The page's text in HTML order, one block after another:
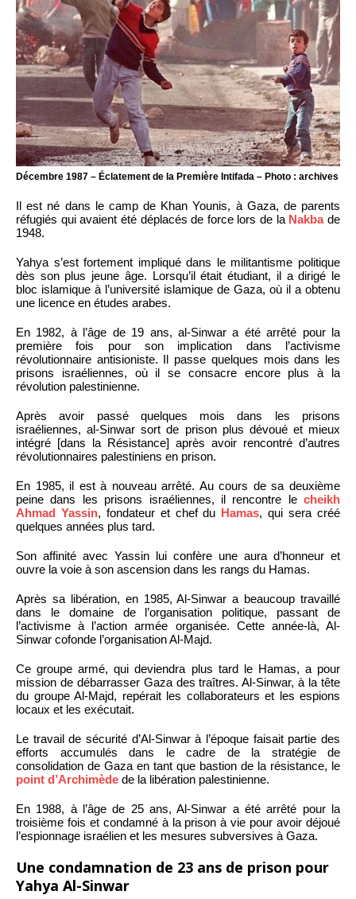
Décembre 1987 – Éclatement de la Première Intifada – Photo : archives
Il est né dans le camp de Khan Younis, à Gaza, de parents
réfugiés qui avaient été déplacés de force lors de la Nakbade
1948.
Yahya s’est fortement impliqué dans le militantisme politique
dès son plus jeune âge. Lorsqu’il était étudiant, il a dirigé le
bloc islamique à l’université islamique de Gaza, où il a obtenu
une licence en études arabes.
En 1982, à l’âge de 19 ans, al-Sinwar a été arrêté pour la
première fois pour son implication dans l’activisme
révolutionnaire antisioniste. Il passe quelques mois dans les
prisons israéliennes, où il se consacre encore plus à la
révolution palestinienne.
Après avoir passé quelques mois dans les prisons
israéliennes, al-Sinwar sort de prison plus dévoué et mieux
intégré [dans la Résistance] après avoir rencontré d’autres
révolutionnaires palestiniens en prison.
En 1985, il est à nouveau arrêté. Au cours de sa deuxième
peine dans les prisons israéliennes, il rencontre le cheikh
Ahmad Yassin, fondateur et chef du Hamas, qui sera créé
quelques années plus tard.
Son affinité avec Yassin lui confère une aura d’honneur et
ouvre la voie à son ascension dans les rangs du Hamas.
Après sa libération, en 1985, Al-Sinwar a beaucoup travaillé
dans le domaine de l’organisation politique, passant de
l’activisme à l’action armée organisée. Cette année-là, Al-
Sinwar cofonde l’organisation Al-Majd.
Ce groupe armé, qui deviendra plus tard le Hamas, a pour
mission de débarrasser Gaza des traîtres. Al-Sinwar, à la tête
du groupe Al-Majd, repérait les collaborateurs et les espions
locaux et les exécutait.
Le travail de sécurité d’Al-Sinwar à l’époque faisait partie des
efforts accumulés dans le cadre de la stratégie de
consolidation de Gaza en tant que bastion de la résistance, le
point d’Archimède de la libération palestinienne.
En 1988, à l’âge de 25 ans, Al-Sinwar a été arrêté pour la
troisième fois et condamné à la prison à vie pour avoir déjoué
l’espionnage israélien et les mesures subversives à Gaza.
Une condamnation de 23 ans de prison pour
Yahya Al-Sinwar